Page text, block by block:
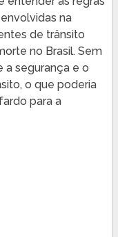
na
de trânsito
no Brasil. Sem
a segurança e o
o que poderia
para a